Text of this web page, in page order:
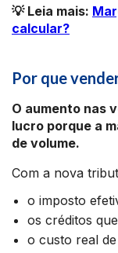
💡 Leia mais:
calcular?
Por que
O aumento nas
lucro porque a
de volume.
Com a nova
o imposto
os créditos
o custo real